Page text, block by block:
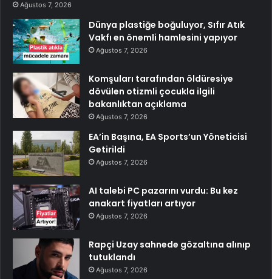
Ağustos 7, 2026
Dünya plastiğe boğuluyor, Sıfır Atık
Vakfı en önemli hamlesini yapıyor
Ağustos 7, 2026
Komşuları tarafından öldüresiye
dövülen otizmli çocukla ilgili
bakanlıktan açıklama
Ağustos 7, 2026
EA’in Başına, EA Sports’un Yöneticisi
Getirildi
Ağustos 7, 2026
AI talebi PC pazarını vurdu: Bu kez
anakart fiyatları artıyor
Ağustos 7, 2026
Rapçi Uzay sahnede gözaltına alınıp
tutuklandı
Ağustos 7, 2026